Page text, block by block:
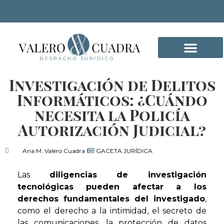
Investigación de Delitos
Informáticos: ¿Cuándo
necesita la Policía
Autorización Judicial?
Ana M. Valero Cuadra GACETA JURÍDICA
Las diligencias de investigación
tecnológicas
pueden afectar a los
derechos fundamentales del investigado,
como el derecho a la intimidad, el secreto de